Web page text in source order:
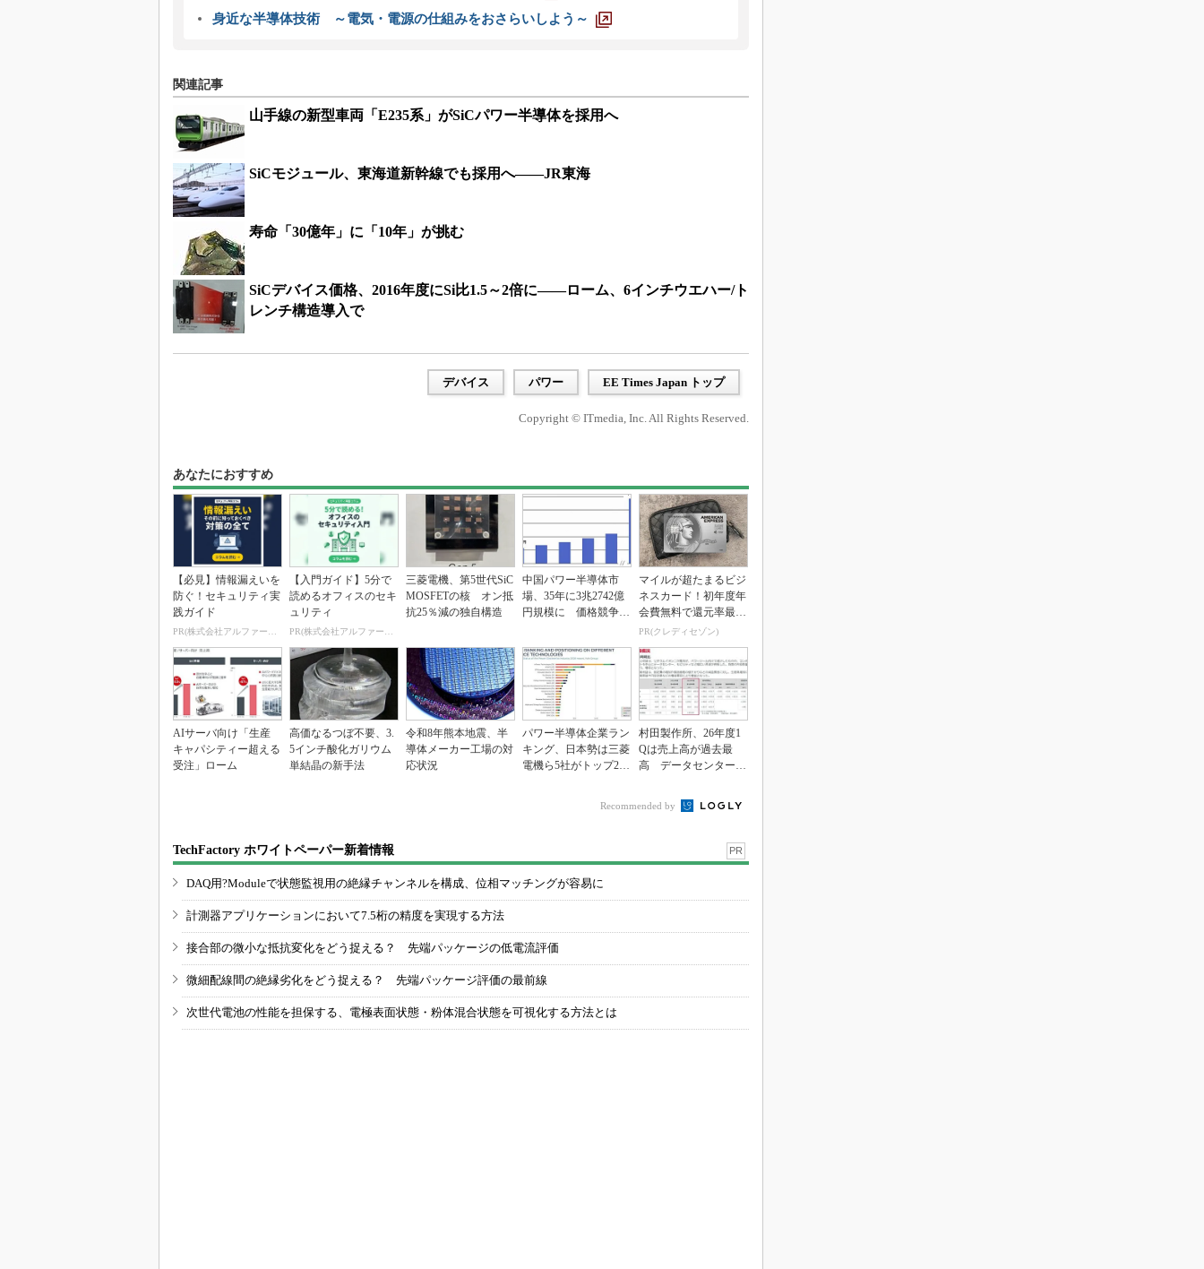
身近な半導体技術 ～電気・電源の仕組みをおさらいしよう～
関連記事
山手線の新型車両「E235系」がSiCパワー半導体を採用へ
SiCモジュール、東海道新幹線でも採用へ――JR東海
寿命「30億年」に「10年」が挑む
SiCデバイス価格、2016年度にSi比1.5～2倍に――ローム、6インチウエハー/ト
レンチ構造導入で
デバイス パワー EE Times Japan トップ
Copyright © ITmedia, Inc. All Rights Reserved.
あなたにおすすめ
【必見】情報漏えいを
防ぐ！セキュリティ実
践ガイド
【入門ガイド】5分で
読めるオフィスのセキ
ュリティ
三菱電機、第5世代SiC
MOSFETの核 オン抵
抗25％減の独自構造
中国パワー半導体市
場、35年に3兆2742億
円規模に 価格競争さ
マイルが超たまるビジ
ネスカード！初年度年
会費無料で還元率最大
1.125%
PR(クレディセゾン)
AIサーバ向け「生産
キャパシティー超える
受注」ローム
高価なるつぼ不要、3.
5インチ酸化ガリウム
単結晶の新手法
令和8年熊本地震、半
導体メーカー工場の対
応状況
パワー半導体企業ラン
キング、日本勢は三菱
電機ら5社がトップ20
村田製作所、26年度1
Qは売上高が過去最
高 データセンター関
Recommended by
TechFactory ホワイトペーパー新着情報 PR
DAQ用?Moduleで状態監視用の絶縁チャンネルを構成、位相マッチングが容易に
計測器アプリケーションにおいて7.5桁の精度を実現する方法
接合部の微小な抵抗変化をどう捉える？ 先端パッケージの低電流評価
微細配線間の絶縁劣化をどう捉える？ 先端パッケージ評価の最前線
次世代電池の性能を担保する、電極表面状態・粉体混合状態を可視化する方法とは